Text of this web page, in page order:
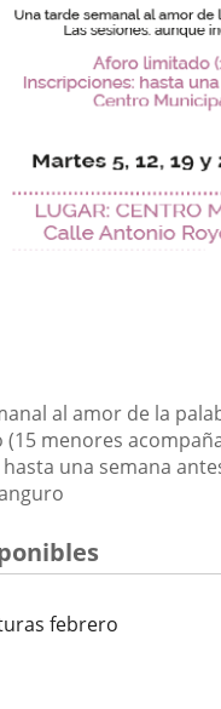
al amor de la
menores
una semana
febrero